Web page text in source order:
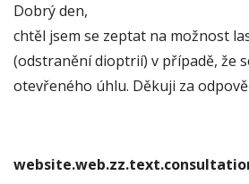
Dobrý den,
chtěl jsem se zeptat na možnost
(odstranění dioptrií) v případě, že
otevřeného úhlu. Děkuji za